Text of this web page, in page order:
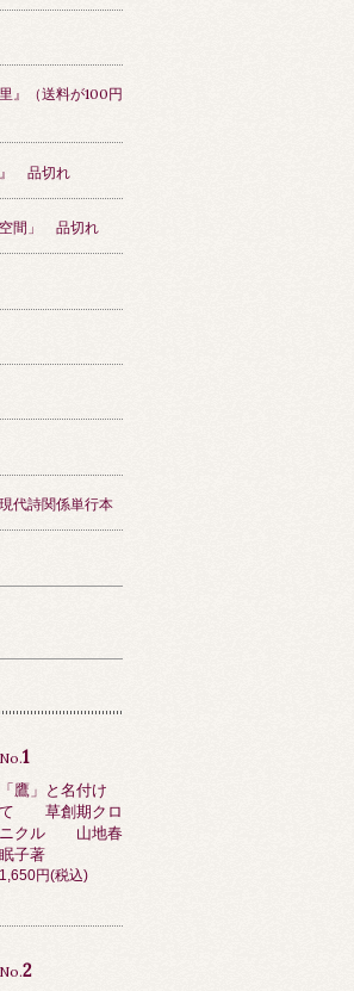
』（送料が100円
品切れ
間」 品切れ
代詩関係単行本
No.1
「鷹」と名付け
て 草創期クロ
ニクル 山地春
眠子著
1,650円(税込)
No.2